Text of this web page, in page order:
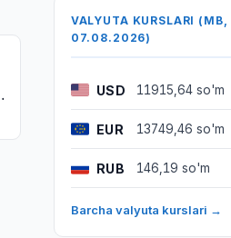
VALYUTA KURSLARI (MB,
07.08.2026)
USD 11915,64 so'm
EUR 13749,46 so'm
RUB 146,19 so'm
Barcha valyuta kurslari →